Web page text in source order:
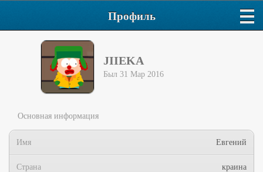
Профиль
JIIEKA
Был 31 Мар 2016
Основная информация
Имя Евгений
Страна краина